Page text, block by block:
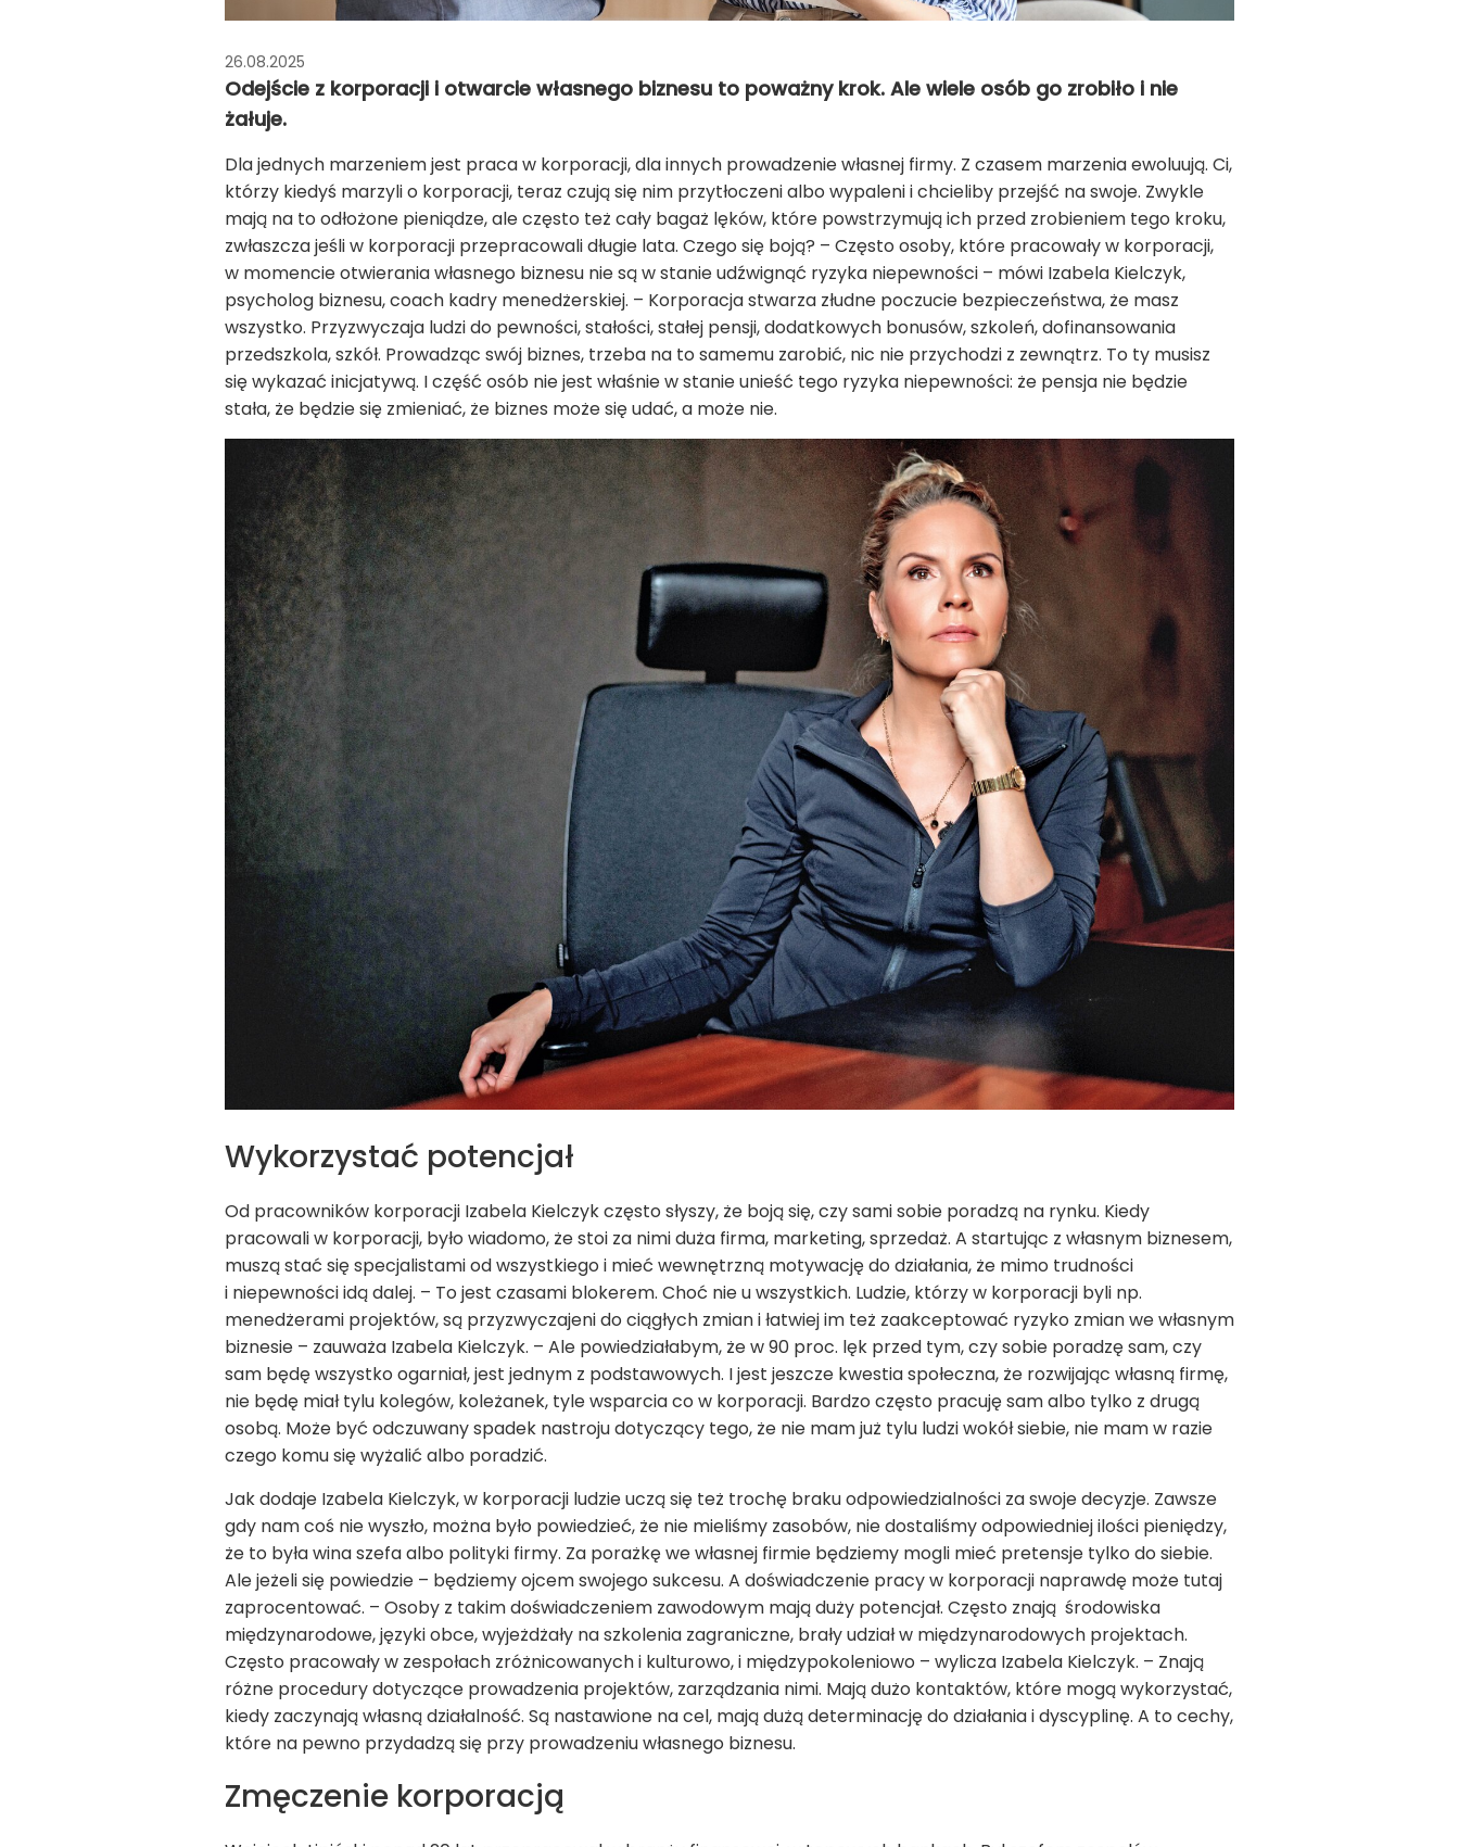
26.08.2025
Odejście z korporacji i otwarcie własnego biznesu to poważny krok. Ale wiele osób go zrobiło i nie
żałuje.
Dla jednych marzeniem jest praca w korporacji, dla innych prowadzenie własnej firmy. Z czasem marzenia ewoluują. Ci,
którzy kiedyś marzyli o korporacji, teraz czują się nim przytłoczeni albo wypaleni i chcieliby przejść na swoje. Zwykle
mają na to odłożone pieniądze, ale często też cały bagaż lęków, które powstrzymują ich przed zrobieniem tego kroku,
zwłaszcza jeśli w korporacji przepracowali długie lata. Czego się boją? – Często osoby, które pracowały w korporacji,
w momencie otwierania własnego biznesu nie są w stanie udźwignąć ryzyka niepewności – mówi Izabela Kielczyk,
psycholog biznesu, coach kadry menedżerskiej. – Korporacja stwarza złudne poczucie bezpieczeństwa, że masz
wszystko. Przyzwyczaja ludzi do pewności, stałości, stałej pensji, dodatkowych bonusów, szkoleń, dofinansowania
przedszkola, szkół. Prowadząc swój biznes, trzeba na to samemu zarobić, nic nie przychodzi z zewnątrz. To ty musisz
się wykazać inicjatywą. I część osób nie jest właśnie w stanie unieść tego ryzyka niepewności: że pensja nie będzie
stała, że będzie się zmieniać, że biznes może się udać, a może nie.
Wykorzystać potencjał
Od pracowników korporacji Izabela Kielczyk często słyszy, że boją się, czy sami sobie poradzą na rynku. Kiedy
pracowali w korporacji, było wiadomo, że stoi za nimi duża firma, marketing, sprzedaż. A startując z własnym biznesem,
muszą stać się specjalistami od wszystkiego i mieć wewnętrzną motywację do działania, że mimo trudności
i niepewności idą dalej. – To jest czasami blokerem. Choć nie u wszystkich. Ludzie, którzy w korporacji byli np.
menedżerami projektów, są przyzwyczajeni do ciągłych zmian i łatwiej im też zaakceptować ryzyko zmian we własnym
biznesie – zauważa Izabela Kielczyk. – Ale powiedziałabym, że w 90 proc. lęk przed tym, czy sobie poradzę sam, czy
sam będę wszystko ogarniał, jest jednym z podstawowych. I jest jeszcze kwestia społeczna, że rozwijając własną firmę,
nie będę miał tylu kolegów, koleżanek, tyle wsparcia co w korporacji. Bardzo często pracuję sam albo tylko z drugą
osobą. Może być odczuwany spadek nastroju dotyczący tego, że nie mam już tylu ludzi wokół siebie, nie mam w razie
czego komu się wyżalić albo poradzić.
Jak dodaje Izabela Kielczyk, w korporacji ludzie uczą się też trochę braku odpowiedzialności za swoje decyzje. Zawsze
gdy nam coś nie wyszło, można było powiedzieć, że nie mieliśmy zasobów, nie dostaliśmy odpowiedniej ilości pieniędzy,
że to była wina szefa albo polityki firmy. Za porażkę we własnej firmie będziemy mogli mieć pretensje tylko do siebie.
Ale jeżeli się powiedzie – będziemy ojcem swojego sukcesu. A doświadczenie pracy w korporacji naprawdę może tutaj
zaprocentować. – Osoby z takim doświadczeniem zawodowym mają duży potencjał. Często znają środowiska
międzynarodowe, języki obce, wyjeżdżały na szkolenia zagraniczne, brały udział w międzynarodowych projektach.
Często pracowały w zespołach zróżnicowanych i kulturowo, i międzypokoleniowo – wylicza Izabela Kielczyk. – Znają
różne procedury dotyczące prowadzenia projektów, zarządzania nimi. Mają dużo kontaktów, które mogą wykorzystać,
kiedy zaczynają własną działalność. Są nastawione na cel, mają dużą determinację do działania i dyscyplinę. A to cechy,
które na pewno przydadzą się przy prowadzeniu własnego biznesu.
Zmęczenie korporacją